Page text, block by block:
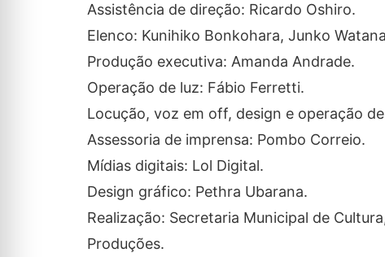
Assistência de direção: Ricardo Oshiro.
Elenco: Kunihiko Bonkohara, Junko
Produção executiva: Amanda Andrade.
Operação de luz: Fábio Ferretti.
Locução, voz em off, design e operação
Assessoria de imprensa: Pombo Correio.
Mídias digitais: Lol Digital.
Design gráfico: Pethra Ubarana.
Realização: Secretaria Municipal de
Produções.